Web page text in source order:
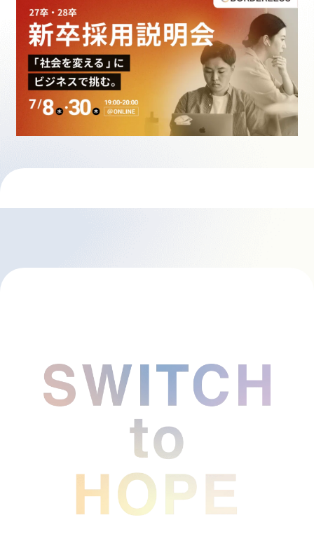
フェロー紹介
採用情報
お問い合わせ